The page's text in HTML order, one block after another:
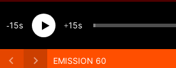
EMISSION 60
15 15